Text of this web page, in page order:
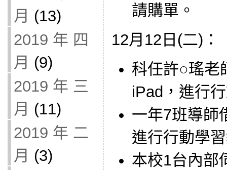
月 (13)
2019 年 四
月 (9)
2019 年 三
月 (11)
2019 年 二
月 (3)
請購單。
12月12日(二)：
科任許○瑤老
iPad，進行
一年7班導師
進行行動學
本校1台內部